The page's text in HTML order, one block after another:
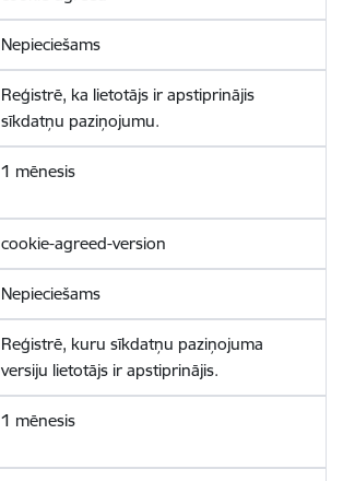
Nepieciešams
Reģistrē, ka lietotājs ir apstiprinājis
sīkdatņu paziņojumu.
1 mēnesis
cookie-agreed-version
Nepieciešams
Reģistrē, kuru sīkdatņu paziņojuma
versiju lietotājs ir apstiprinājis.
1 mēnesis